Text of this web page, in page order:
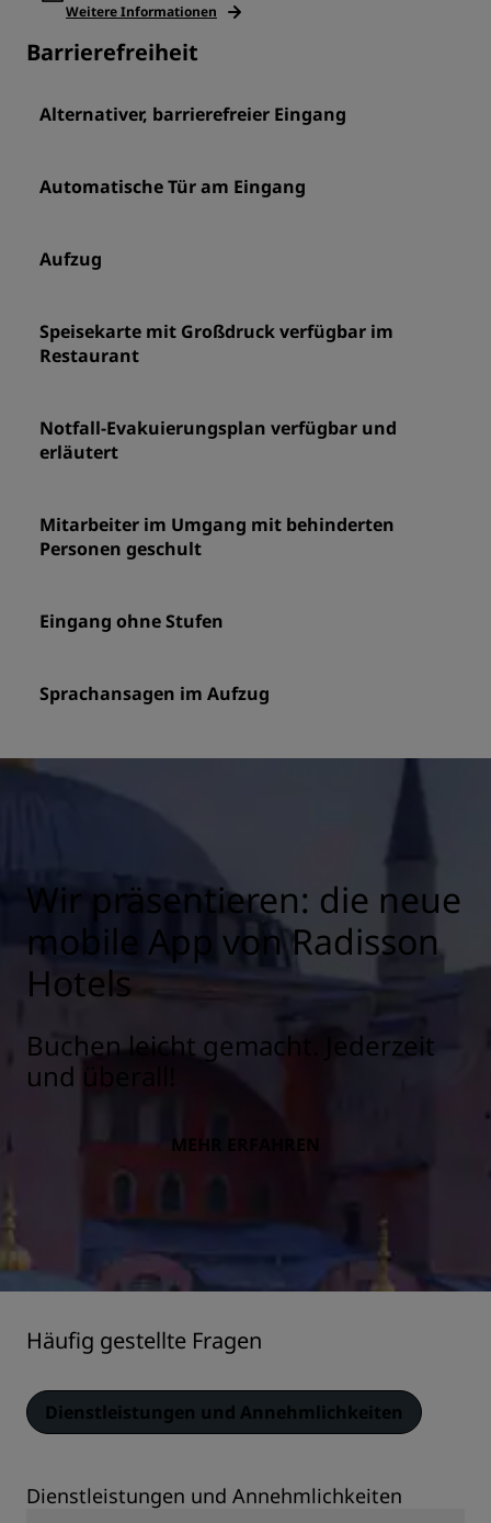
Weitere Informationen
Barrierefreiheit
Alternativer, barrierefreier Eingang
Automatische Tür am Eingang
Aufzug
Speisekarte mit Großdruck verfügbar im
Restaurant
Notfall-Evakuierungsplan verfügbar und
erläutert
Mitarbeiter im Umgang mit behinderten
Personen geschult
Eingang ohne Stufen
Sprachansagen im Aufzug
Wir präsentieren: die neue
mobile App von Radisson
Hotels
Buchen leicht gemacht. Jederzeit
und überall!
MEHR ERFAHREN
Häufig gestellte Fragen
Dienstleistungen und Annehmlichkeiten
Dienstleistungen und Annehmlichkeiten